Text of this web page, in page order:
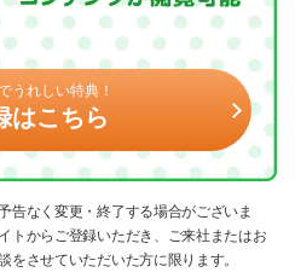
うれしい特典！
はこちら
なく変更・終了する場合がございま
トからご登録いただき、ご来社またはお
をさせていただいた方に限ります。